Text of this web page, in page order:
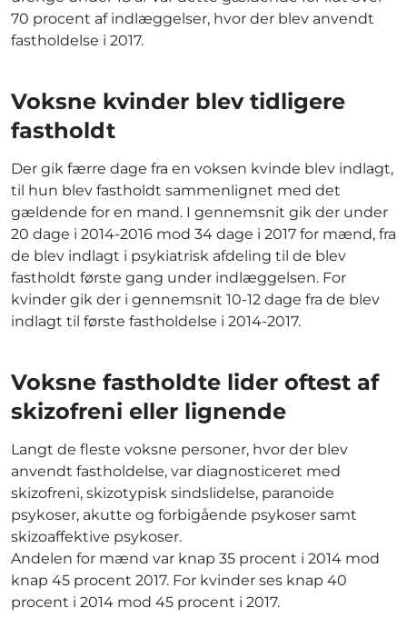
70 procent af indlæggelser, hvor der blev anvendt
fastholdelse i 2017.
Voksne kvinder blev tidligere
fastholdt
Der gik færre dage fra en voksen kvinde blev indlagt,
til hun blev fastholdt sammenlignet med det
gældende for en mand. I gennemsnit gik der under
20 dage i 2014-2016 mod 34 dage i 2017 for mænd, fra
de blev indlagt i psykiatrisk afdeling til de blev
fastholdt første gang under indlæggelsen. For
kvinder gik der i gennemsnit 10-12 dage fra de blev
indlagt til første fastholdelse i 2014-2017.
Voksne fastholdte lider oftest af
skizofreni eller lignende
Langt de fleste voksne personer, hvor der blev
anvendt fastholdelse, var diagnosticeret med
skizofreni, skizotypisk sindslidelse, paranoide
psykoser, akutte og forbigående psykoser samt
skizoaffektive psykoser.
Andelen for mænd var knap 35 procent i 2014 mod
knap 45 procent 2017. For kvinder ses knap 40
procent i 2014 mod 45 procent i 2017.